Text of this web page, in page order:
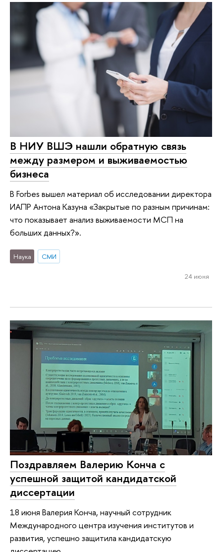
В НИУ ВШЭ нашли обратную связь
между размером и выживаемостью
бизнеса
В Forbes вышел материал об исследовании директора
ИАПР Антона Казуна «Закрытые по разным причинам:
что показывает анализ выживаемости МСП на
больших данных?».
Наука СМИ
24 июня
Поздравляем Валерию Конча с
успешной защитой кандидатской
диссертации
18 июня Валерия Конча, научный сотрудник
Международного центра изучения институтов и
развития, успешно защитила кандидатскую